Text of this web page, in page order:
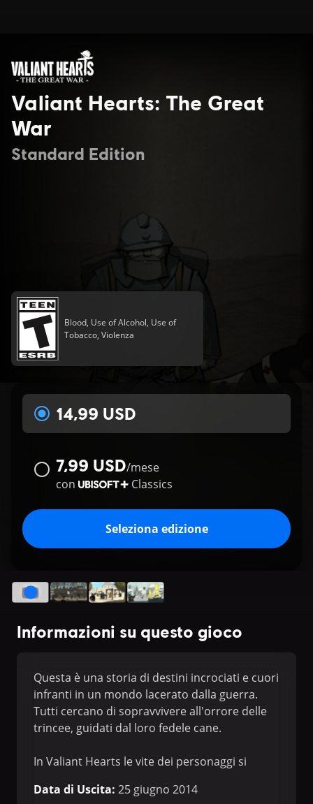
Valiant Hearts: The Great
War
Standard Edition
Blood, Use of Alcohol, Use of
Tobacco, Violenza
14,99 USD
7,99 USD/mese
con
Classics
Seleziona edizione
Informazioni su questo gioco
Questa è una storia di destini incrociati e cuori
infranti in un mondo lacerato dalla guerra.
Tutti cercano di sopravvivere all'orrore delle
trincee, guidati dal loro fedele cane.
In Valiant Hearts le vite dei personaggi si
vicenda. Amicizia, amore, sacrificio e tragedia
Data di Uscita: 25 giugno 2014